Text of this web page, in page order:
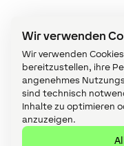
Wir verwenden
Wir verwenden
bereitzustellen, ihre
angenehmes
sind technisch
Inhalte zu optimieren
anzuzeigen.